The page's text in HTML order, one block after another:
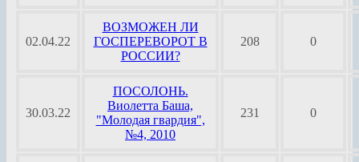
02.04.22
ВОЗМОЖЕН ЛИ
ГОСПЕРЕВОРОТ В
РОССИИ?
208 0
30.03.22
ПОСОЛОНЬ.
Виолетта Баша,
"Молодая гвардия",
№4, 2010
231 0